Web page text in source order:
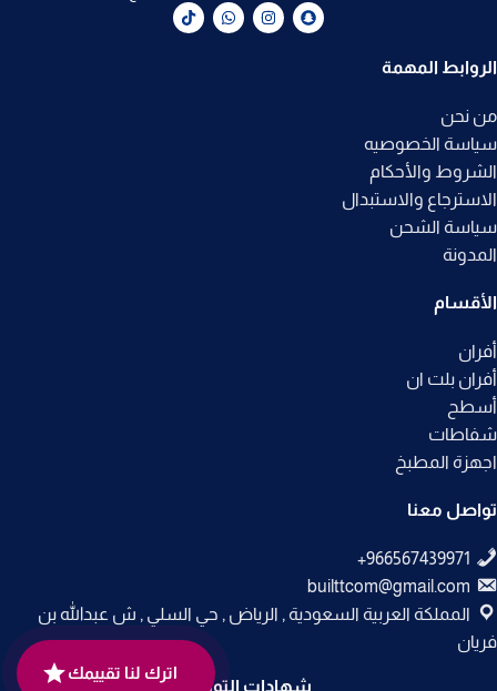
الروابط المهمة
من نحن
سياسة الخصوصيه
الشروط والأحكام
الاسترجاع والاستبدال
سياسة الشحن
المدونة
الأقسام
أفران
أفران بلت ان
أسطح
شفاطات
اجهزة المطبخ
تواصل معنا
builttcom@gmail.com
المملكة العربية السعودية , الرياض , حي السلي , ش عبدالله بن
فريان
شهادات التوثيق
اترك لنا تقييمك